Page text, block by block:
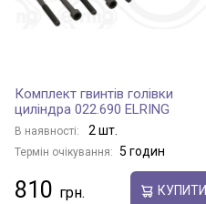
Комплект гвинтів голівки
циліндра 022.690 ELRING
В наявності: 2 шт.
Термін очікування: 5 годин
810 КУПИТИ